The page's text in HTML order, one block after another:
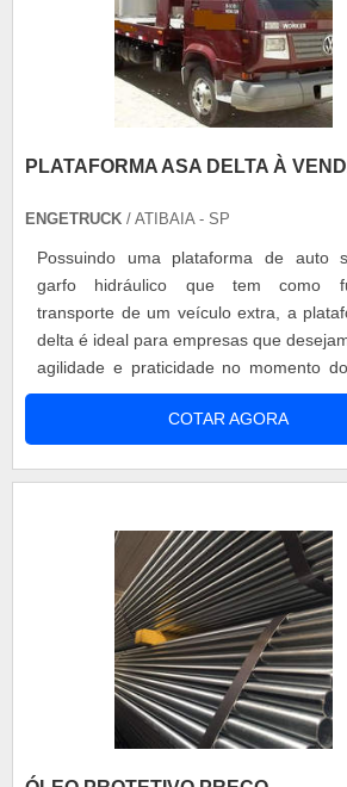
PLATAFORMA ASA DELTA À
ENGETRUCK / ATIBAIA - SP
Possuindo uma plataforma de auto
garfo hidráulico que tem como
transporte de um veículo extra, a
delta é ideal para empresas que
agilidade e praticidade no momento do
remoção ou transporte de veículos.
procurar por plataforma asa delta à
importante contar com uma empresa
COTAR AGORA